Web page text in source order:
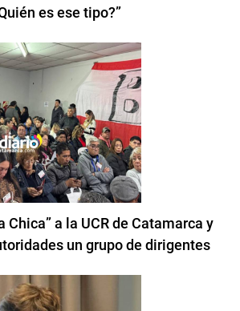
es ese tipo?”
Chica” a la UCR de Catamarca y
un grupo de dirigentes